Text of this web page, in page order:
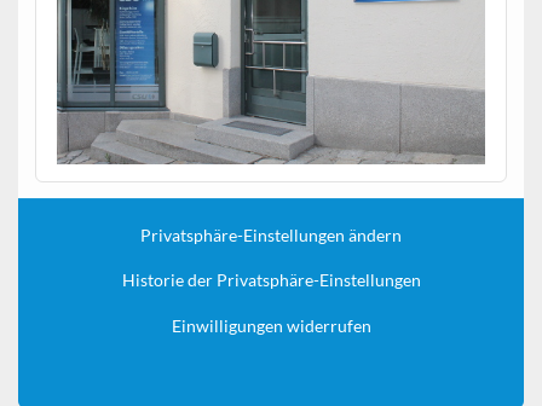
Privatsphäre-Einstellungen ändern
Historie der Privatsphäre-Einstellungen
Einwilligungen widerrufen